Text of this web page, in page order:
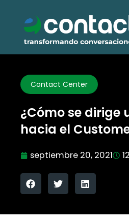
contenido
Contact Center
¿Cómo se dirige
hacia el
septiembre 20, 2021